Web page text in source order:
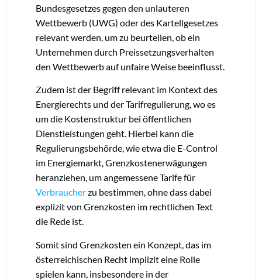
Bundesgesetzes gegen den unlauteren
Wettbewerb (UWG) oder des Kartellgesetzes
relevant werden, um zu beurteilen, ob ein
Unternehmen durch Preissetzungsverhalten
den Wettbewerb auf unfaire Weise beeinflusst.
Zudem ist der Begriff relevant im Kontext des
Energierechts und der Tarifregulierung, wo es
um die Kostenstruktur bei öffentlichen
Dienstleistungen geht. Hierbei kann die
Regulierungsbehörde, wie etwa die E-Control
im Energiemarkt, Grenzkostenerwägungen
heranziehen, um angemessene Tarife für
Verbraucherzu bestimmen, ohne dass dabei
explizit von Grenzkosten im rechtlichen Text
die Rede ist.
Somit sind Grenzkosten ein Konzept, das im
österreichischen Recht implizit eine Rolle
spielen kann, insbesondere in der